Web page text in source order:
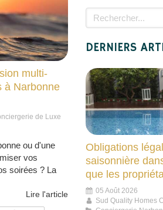
multi-
à Narbonne
de Luxe
ou d'une
vos
soirées ? La
Lire l'article
Rechercher
DERNIERS
Obligations
saisonnière
que les
05 Août 2026
Sud Quality Homes